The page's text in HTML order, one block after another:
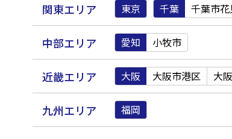
関東エリア 東京 千葉 千葉市
中部エリア 愛知 小牧市
近畿エリア 大阪 大阪市港区 大
九州エリア 福岡